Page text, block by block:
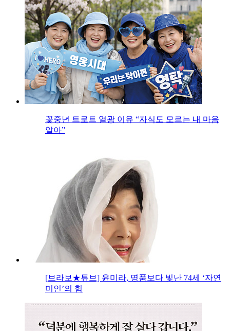
꽃중년 트로트 열광 이유 “자식도 모르는 내 마음
알아”
[브라보★튜브] 윤미라, 명품보다 빛난 74세 ‘자연
미인’의 힘